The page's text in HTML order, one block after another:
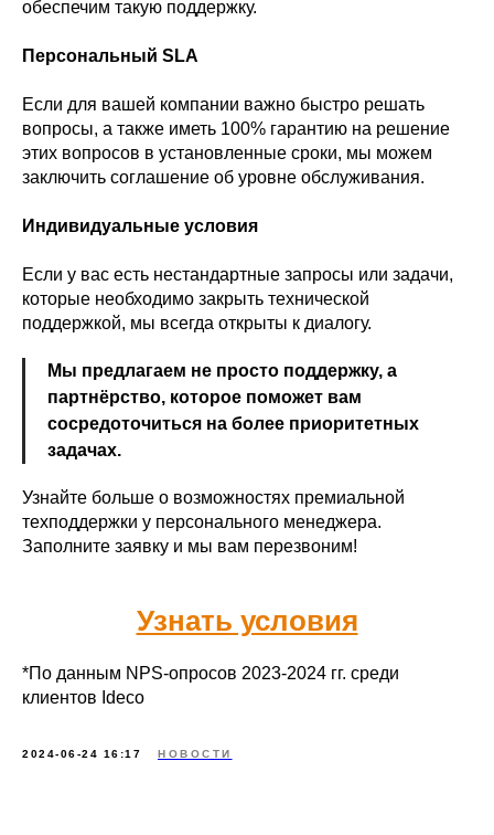
обеспечим такую поддержку.
Персональный SLA
Если для вашей компании важно быстро решать
вопросы, а также иметь 100% гарантию на решение
этих вопросов в установленные сроки, мы можем
заключить соглашение об уровне обслуживания.
Индивидуальные условия
Если у вас есть нестандартные запросы или задачи,
которые необходимо закрыть технической
поддержкой, мы всегда открыты к диалогу.
Мы предлагаем не просто поддержку, а
партнёрство, которое поможет вам
сосредоточиться на более приоритетных
задачах.
Узнайте больше о возможностях премиальной
техподдержки у персонального менеджера.
Заполните заявку и мы вам перезвоним!
Узнать условия
*По данным NPS-опросов 2023-2024 гг. среди
клиентов Ideco
2024-06-24 16:17 НОВОСТИ